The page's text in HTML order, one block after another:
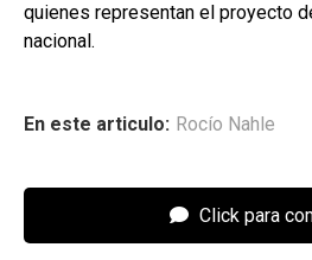
quienes representan el proyecto
nacional.
En este articulo: Rocío Nahle
Click para